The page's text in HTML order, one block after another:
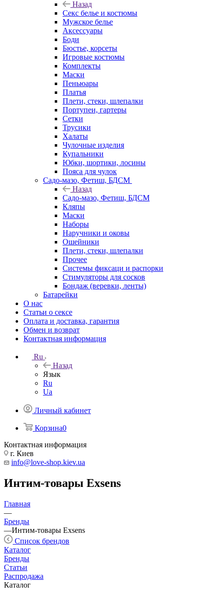
Назад
Секс белье и костюмы
Мужское белье
Аксессуары
Боди
Бюстье, корсеты
Игровые костюмы
Комплекты
Маски
Пеньюары
Платья
Плети, стеки, шлепалки
Портупеи, гартеры
Сетки
Трусики
Халаты
Чулочные изделия
Купальники
Юбки, шортики, лосины
Пояса для чулок
Садо-мазо, Фетиш, БДСМ
Назад
Садо-мазо, Фетиш, БДСМ
Кляпы
Маски
Наборы
Наручники и оковы
Ошейники
Плети, стеки, шлепалки
Прочее
Системы фиксаци и распорки
Стимуляторы для сосков
Бондаж (веревки, ленты)
Батарейки
О нас
Статьи о сексе
Оплата и доставка, гарантия
Обмен и возврат
Контактная информация
Ru
Назад
Язык
Ru
Ua
Личный кабинет
Корзина0
Контактная информация
г. Киев
info@love-shop.kiev.ua
Интим-товары Exsens
Главная
—
Бренды
—Интим-товары Exsens
Список брендов
Каталог
Бренды
Статьи
Распродажа
Каталог